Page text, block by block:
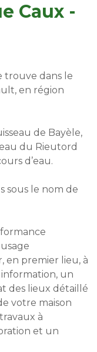
Caux -
trouve dans le
en région
de Bayèle,
du Rieutord
d’eau.
sous le nom de
en premier lieu, à
un
des lieux détaillé
votre maison
à
et un